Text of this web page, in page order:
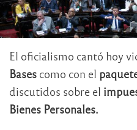
El oficialismo cantó hoy
Bases como con el
discutidos sobre el
Bienes Personales.